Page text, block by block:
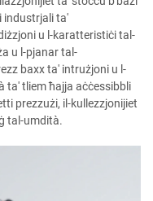
industrjali ta'
u l-karatteristiċi tal-
u l-pjanar tal-
baxx ta' intrużjoni u l-
ta' tliem ħajja aċċessibbli
prezzużi, il-kullezzjonijiet
tal-umdità.